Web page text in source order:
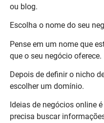
ou blog.
Escolha o nome do seu
Pense em um nome que
que o seu negócio oferece.
Depois de definir o nicho
escolher um domínio.
Ideias de negócios online
precisa buscar